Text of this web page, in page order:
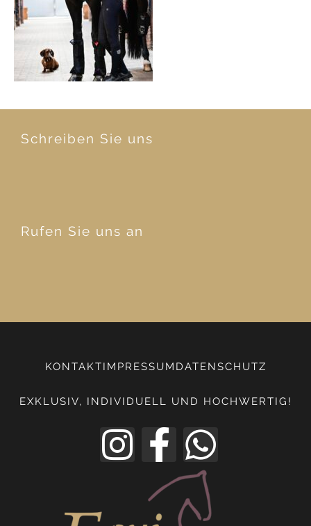
Schreiben Sie uns
Rufen Sie uns an
KONTAKT IMPRESSUM DATENSCHUTZ
EXKLUSIV, INDIVIDUELL UND HOCHWERTIG!